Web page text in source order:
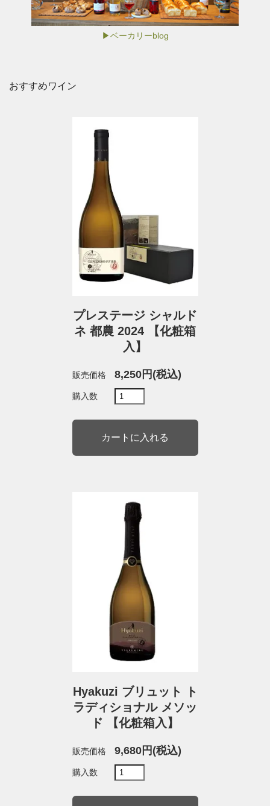
▶ベーカリーblog
おすすめワイン
プレステージ シャルド
ネ 都農 2024 【化粧箱
入】
販売価格 8,250円(税込)
購入数
Hyakuzi ブリュット ト
ラディショナル メソッ
ド 【化粧箱入】
販売価格 9,680円(税込)
購入数